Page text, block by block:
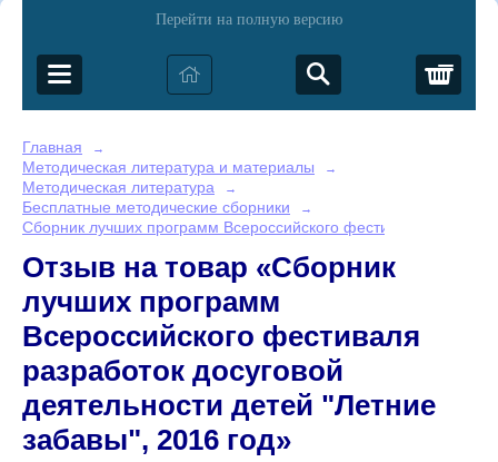
Перейти на полную версию
Главная →
Методическая литература и материалы →
Методическая литература →
Бесплатные методические сборники →
Сборник лучших программ Всероссийского фестиваля
Отзыв на товар «Сборник
лучших программ
Всероссийского фестиваля
разработок досуговой
деятельности детей "Летние
забавы", 2016 год»